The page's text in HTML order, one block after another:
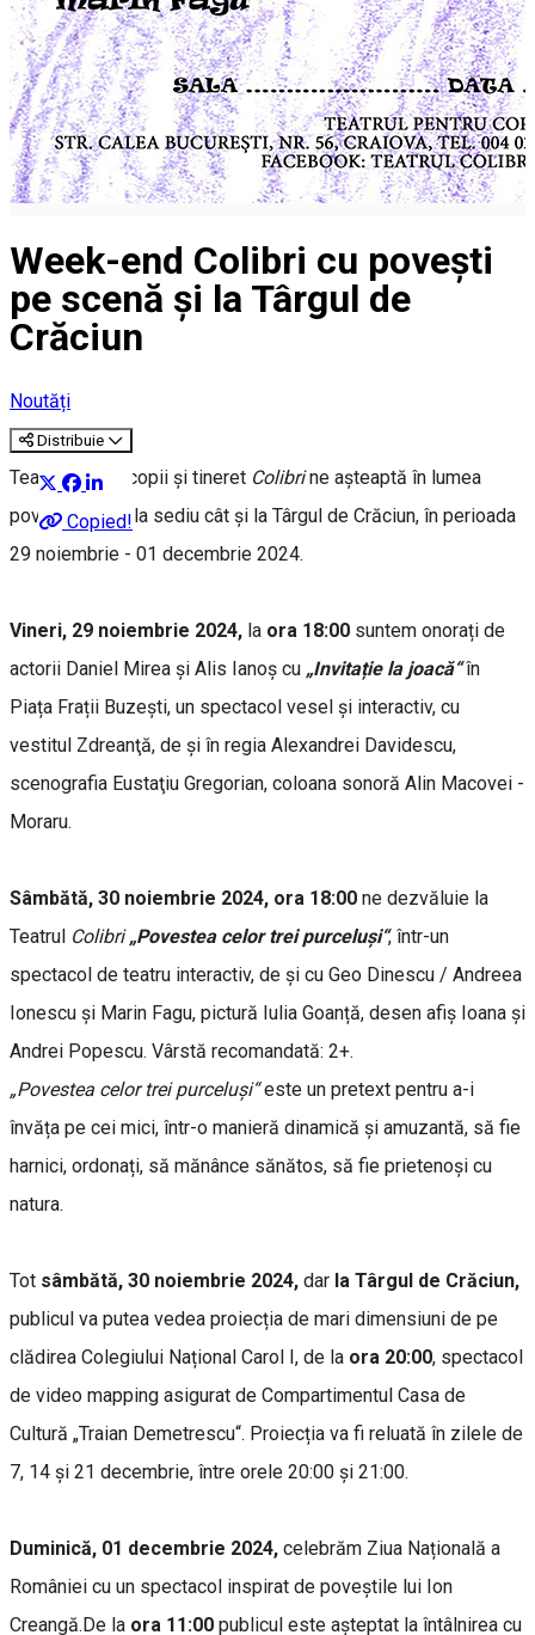
Week-end Colibri cu povești
pe scenă și la Târgul de
Crăciun
Noutăți
Distribuie
Copied!
Teatrul pentru copii și tineret Colibrine așteaptă în lumea
poveștilor atât la sediu cât și la Târgul de Crăciun, în perioada
29 noiembrie - 01 decembrie 2024.
Vineri, 29 noiembrie 2024, la ora 18:00 suntem onorați de
actorii Daniel Mirea și Alis Ianoș cu „Invitație la joacă“în
Piața Frații Buzești, un spectacol vesel și interactiv, cu
vestitul Zdreanţă, de şi în regia Alexandrei Davidescu,
scenografia Eustaţiu Gregorian, coloana sonoră Alin Macovei -
Moraru.
Sâmbătă, 30 noiembrie 2024, ora 18:00 ne dezvăluie la
Teatrul Colibri „Povestea celor trei purceluși“, într-un
spectacol de teatru interactiv, de și cu Geo Dinescu / Andreea
Ionescu și Marin Fagu, pictură Iulia Goanță, desen afiș Ioana și
Andrei Popescu. Vârstă recomandată: 2+.
„Povestea celor trei purceluși“este un pretext pentru a-i
învăța pe cei mici, într-o manieră dinamică și amuzantă, să fie
harnici, ordonați, să mănânce sănătos, să fie prietenoși cu
natura.
Tot sâmbătă, 30 noiembrie 2024, dar la Târgul de Crăciun,
publicul va putea vedea proiecția de mari dimensiuni de pe
clădirea Colegiului Național Carol I, de la ora 20:00, spectacol
de video mapping asigurat de Compartimentul Casa de
Cultură „Traian Demetrescu“. Proiecția va fi reluată în zilele de
7, 14 și 21 decembrie, între orele 20:00 și 21:00.
Duminică, 01 decembrie 2024, celebrăm Ziua Națională a
României cu un spectacol inspirat de poveștile lui Ion
Creangă.De la ora 11:00 publicul este așteptat la întâlnirea cu